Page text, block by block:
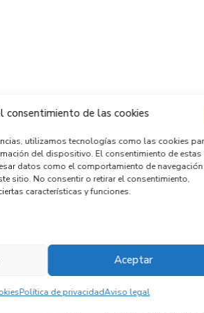
consentimiento de las cookies
utilizamos tecnologías como las cookies
del dispositivo. El consentimiento de estas
datos como el comportamiento de
sitio. No consentir o retirar el consentimiento,
características y funciones.
Aceptar
Política de privacidadAviso legal
MULTIFUNCION
96722134XT
Recambios » OTROS...
MODELOS